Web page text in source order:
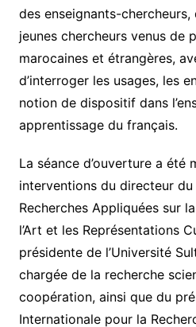
des enseignants-
jeunes chercheurs venus de
marocaines et étrangères,
d’interroger les usages, les
notion de dispositif dans
apprentissage du français.
La séance d’ouverture a été
interventions du directeur
Recherches Appliquées sur
l’Art et les Représentations
présidente de l’Université
chargée de la recherche
coopération, ainsi que du
Internationale pour la